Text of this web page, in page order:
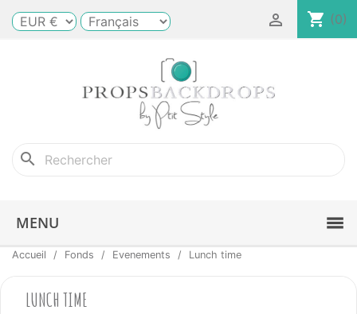
shopping_cart (0)

search
MENU
Accueil Fonds Evenements Lunch time
LUNCH TIME